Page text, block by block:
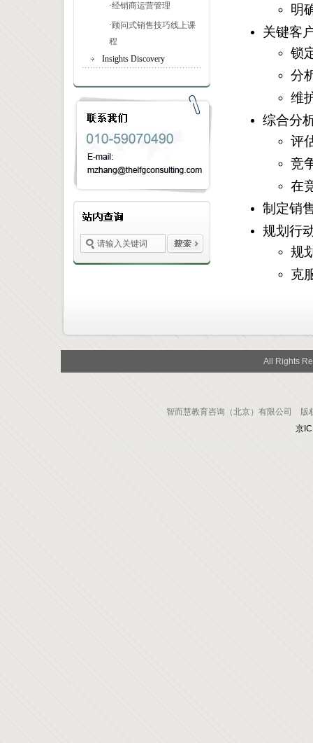
·经销商运营管理
·顾问式销售技巧线上课
程
Insights Discovery
明
关键客
锁
分
维
综合分
评
竞
在
制定销
规划行
规
克
All Rights
智而慧教育咨询（北京）有限公司
京